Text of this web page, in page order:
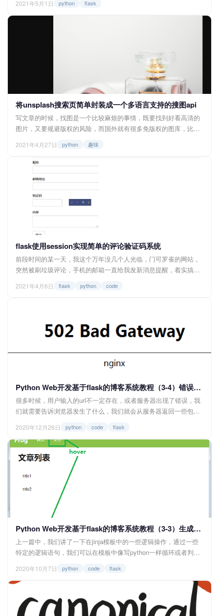
息，让客户端在下一次请求时获得flash的内容。这也叫做闪现消
2021年5月1日 python flask
将unsplash搜索页简单封装成一个多语言支持的搜图api
写文章的时候，找图是一个比较麻烦的事情，既要找到好看高清的
图片，又要规避版权的风险，而国外就有很多免版权的图库，比如
想，可不可以把unsplash封装成一个api，这样在嵌入一些项目中会
比较方便。那么话不多说，一起来看看吧。 其实unsplash官方就已
2021年4月27日 python 趣味
flask使用session实现简单的评论验证码系统
前段时间的某一天，我这个万年没几个人光临，门可罗雀的网站，
突然被刷垃圾评论，手机的邮箱一直给我发新消息提醒，着实搞得
最近就趁着清明假期弄了一个简单的评论验证码系统，下面就分享
2021年4月6日 flask python code
Python Web开发基于flask的博客系统教程（3-4）错误页面
很多时候，用户输入的url不一定存在，或者服务器出现了错误，我
们就需要告诉浏览器发生了什么，我们就会从服务器返回一些包含
器内部错误）等等，但是这些状态码是直接告诉浏览器或者搜索引
擎，需要打开开发者工具查看响应状态或者网络页才能看到，如果
用户不打开的话就不知道怎么回事，所以我们就需要返回一些错误
的页面给用户，也告诉用户到底发生了什...
2020年12月26日 python code flask
Python Web开发基于flask的博客系统教程（3-3）生成链接与调用静态文件
上一篇中，我们讲了一下在jinja模板中的一些逻辑操作，通过一些
特定的逻辑语句，我们可以在模板中像写python一样循环或者判断
下如何生成链接以及静态资源的地址，下面我们就一起来看看吧。
生成链接 路由地址 在flask的路由文件中，我们是用装饰器装饰...
2020年10月7日 python code flask